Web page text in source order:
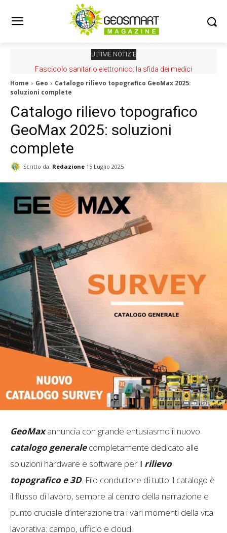
ULTIME NOTIZIE
Fascicolo sanitario elettronico: la sfida dei medici
Home Geo
Catalogo rilievo topografico GeoMax 2025:
soluzioni complete
Catalogo rilievo topografico
GeoMax 2025: soluzioni
complete
Scritto da: Redazione 15 Luglio 2025
GeoMax annuncia con grande entusiasmo il nuovo
catalogo generalecompletamente dedicato alle
soluzioni hardware e software per il rilievo
topografico e 3D. Filo conduttore di tutto il catalogo è
il flusso di lavoro, sempre al centro della narrazione e
punto cruciale d’interazione tra i vari momenti della vita
lavorativa: campo, ufficio e cloud.